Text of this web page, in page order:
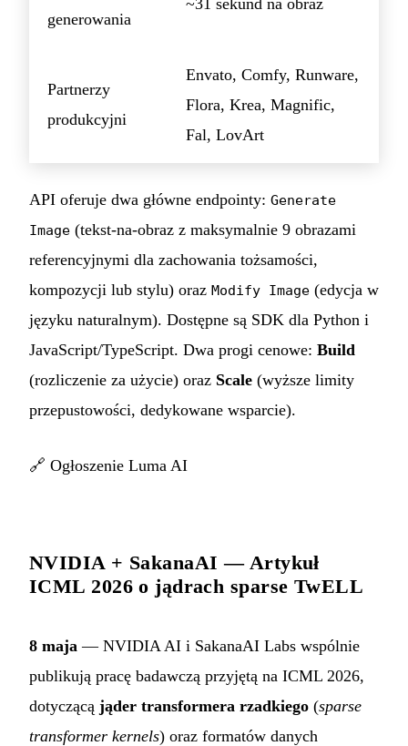
generowania
Partnerzy
produkcyjni
Envato, Comfy, Runware,
Flora, Krea, Magnific,
Fal, LovArt
API oferuje dwa główne endpointy: Generate
Image (tekst-na-obraz z maksymalnie 9 obrazami
referencyjnymi dla zachowania tożsamości,
kompozycji lub stylu) oraz Modify Image (edycja w
języku naturalnym). Dostępne są SDK dla Python i
JavaScript/TypeScript. Dwa progi cenowe: Build
(rozliczenie za użycie) oraz Scale (wyższe limity
przepustowości, dedykowane wsparcie).
🔗 Ogłoszenie Luma AI
NVIDIA + SakanaAI — Artykuł
ICML 2026 o jądrach sparse TwELL
8 maja — NVIDIA AI i SakanaAI Labs wspólnie
publikują pracę badawczą przyjętą na ICML 2026,
dotyczącą jąder transformera rzadkiego (sparse
transformer kernels) oraz formatów danych